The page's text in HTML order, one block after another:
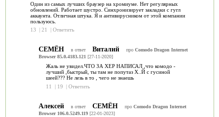
Один из самых лучших браузер на хромиуме. Нет регулярных
обновлений. Работает шустро. Синхронизирует закладки с гугл
аккаунта. Отличная штука. Я и антивирусником от этой компании
пользуюсь.
13
| 21 | Ответить
СЕМЁН в ответ Виталий про Comodo Dragon Internet
Browser 85.0.4183.121 [27-11-2020]
Жаль не увидел.ЧТО ЗА ХЕР НАПИСАЛ ,что комодо -
лучший ,быстрый, ты там не попутаз Х..Й с гусиной
шеей??? Не лезь в то , чего не знаешь
11
| 19 | Ответить
Алексей в ответ СЕМЁН про Comodo Dragon Internet
Browser 106.0.5249.119[22-01-2023]